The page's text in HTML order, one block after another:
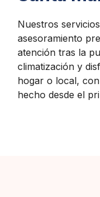
Nuestros
asesoramiento
atención tras la
climatización y
hogar o local,
hecho desde el